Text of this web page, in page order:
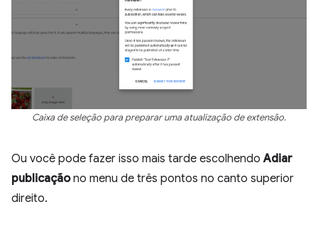
Caixa de seleção para preparar uma atualização de extensão.
Ou você pode fazer isso mais tarde escolhendoAdiar
publicaçãono menu de três pontos no canto superior
direito.